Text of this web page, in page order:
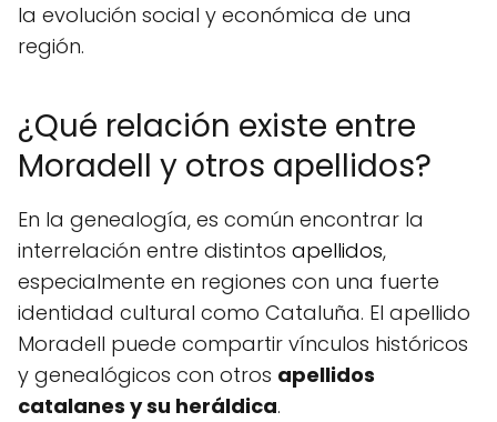
la evolución social y económica de una
región.
¿Qué relación existe entre
Moradell y otros apellidos?
En la genealogía, es común encontrar la
interrelación entre distintos apellidos,
especialmente en regiones con una fuerte
identidad cultural como Cataluña. El apellido
Moradell puede compartir vínculos históricos
y genealógicos con otros apellidos
catalanes y su heráldica.